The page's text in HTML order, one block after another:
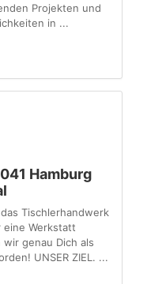
Projekten und
in ...
Hamburg
Tischlerhandwerk
eine Werkstatt
genau Dich als
UNSER ZIEL. ...